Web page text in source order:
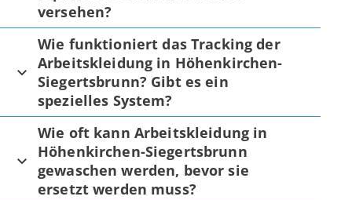
versehen?
Wie funktioniert das Tracking der
Arbeitskleidung in Höhenkirchen-
Siegertsbrunn? Gibt es ein
spezielles System?
Wie oft kann Arbeitskleidung in
Höhenkirchen-Siegertsbrunn
gewaschen werden, bevor sie
ersetzt werden muss?